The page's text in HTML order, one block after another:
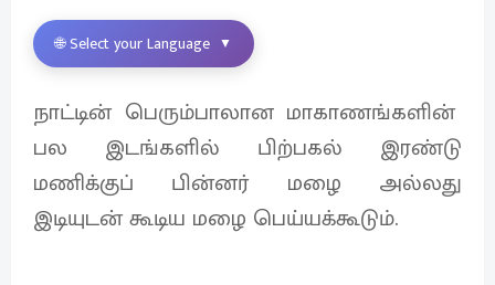
🌐 Select your Language ▼
நாட்டின் பெரும்பாலான மாகாணங்களின்
பல இடங்களில் பிற்பகல் இரண்டு
மணிக்குப் பின்னர் மழை அல்லது
இடியுடன் கூடிய மழை பெய்யக்கூடும்.